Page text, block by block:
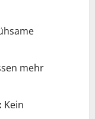
mehr
Kein